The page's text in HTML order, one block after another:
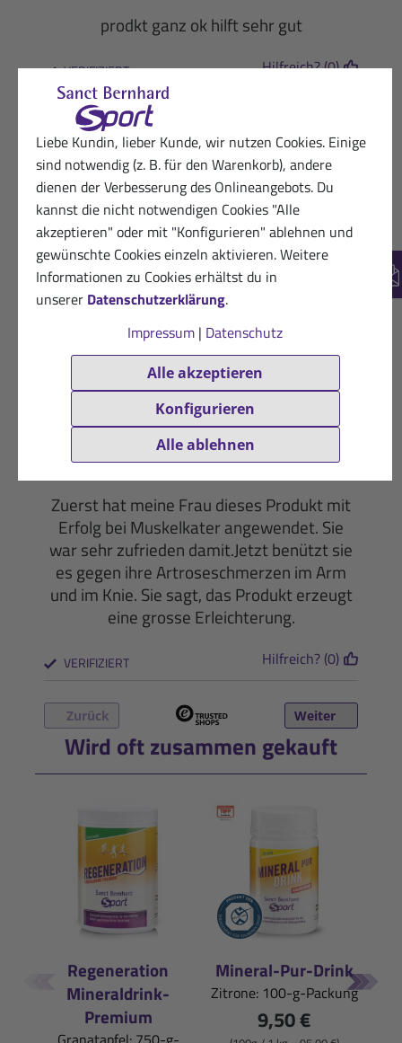
Liebe Kundin, lieber Kunde, wir nutzen Cookies. Einige
sind notwendig (z. B. für den Warenkorb), andere
dienen der Verbesserung des Onlineangebots. Du
kannst die nicht notwendigen Cookies "Alle
akzeptieren" oder mit "Konfigurieren" ablehnen und
gewünschte Cookies einzeln aktivieren. Weitere
Informationen zu Cookies erhältst du in
unserer Datenschutzerklärung.
Impressum | Datenschutz
Alle akzeptieren
Konfigurieren
Alle ablehnen
prodkt ganz ok hilft sehr gut
VERIFIZIERT Hilfreich? (0)
Zufriedene Kundin von Sanct
Bernhard Sport
★★★ ★★
Benütze ich nach jeder sportlichen
Betätigung, sehr angenehm
VERIFIZIERT Hilfreich? (0)
21.06.2016
Kunde von Sanct Bernhard Sport
★★★☆☆
Sehr intensiv und Haut irritierent
VERIFIZIERT Hilfreich? (0)
21.06.2016
Zufriedene Sanct Bernhard Sport-
Kundin
Zuerst hat meine Frau dieses Produkt mit
Erfolg bei Muskelkater angewendet. Sie
war sehr zufrieden damit.Jetzt benützt sie
es gegen ihre Artroseschmerzen im Arm
und im Knie. Sie sagt, das Produkt erzeugt
eine grosse Erleichterung.
VERIFIZIERT Hilfreich? (0)
Zurück Weiter
Wird oft zusammen gekauft
Regeneration
Mineraldrink-
Premium
Mineral-Pur-Drink
Zitrone: 100-g-Packung
9,50 €